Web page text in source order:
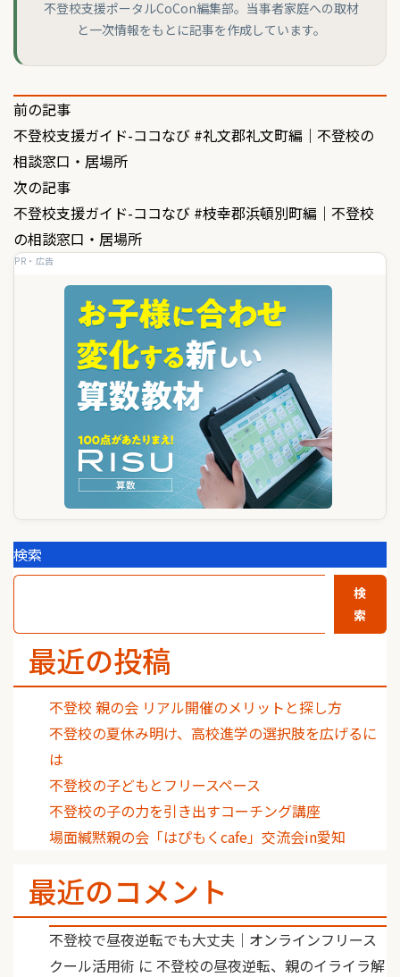
不登校支援ポータルCoCon編集部。当事者家庭への取材
と一次情報をもとに記事を作成しています。
投
稿
ナ
ビ
ゲ
前の記事
不登校支援ガイド-ココなび #礼文郡礼文町編｜不登校の
相談窓口・居場所
次の記事
不登校支援ガイド-ココなび #枝幸郡浜頓別町編｜不登校
の相談窓口・居場所
PR・広告
検索
検
索
最近の投稿
不登校 親の会 リアル開催のメリットと探し方
不登校の夏休み明け、高校進学の選択肢を広げるに
は
不登校の子どもとフリースペース
不登校の子の力を引き出すコーチング講座
場面緘黙親の会「はぴもくcafe」交流会in愛知
最近のコメント
不登校で昼夜逆転でも大丈夫｜オンラインフリース
クール活用術 に 不登校の昼夜逆転、親のイライラ解